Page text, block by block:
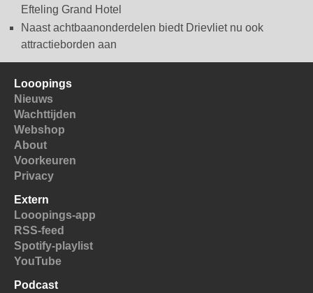
Efteling Grand Hotel
Naast achtbaanonderdelen biedt Drievliet nu ook
attractieborden aan
Looopings
Nieuws
Wachttijden
Webshop
About
Voorkeuren
Privacy
Extern
Looopings-app
RSS-feed
Spotify-playlist
YouTube
Podcast